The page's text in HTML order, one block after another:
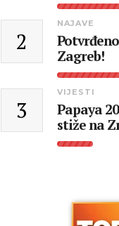
2
NAJAVE
Zagreb!
3
VIJESTI
Papaya
stiže na